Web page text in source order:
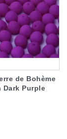
de Bohème
Dark Purple